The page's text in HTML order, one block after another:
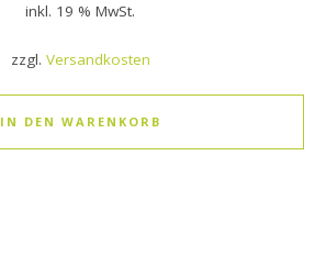
inkl. 19 % MwSt.
zzgl. Versandkosten
IN DEN WARENKORB